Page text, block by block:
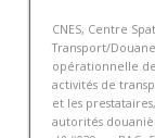
CNES, Centre
Transport/
opérationnelle
activités de
et les
autorités